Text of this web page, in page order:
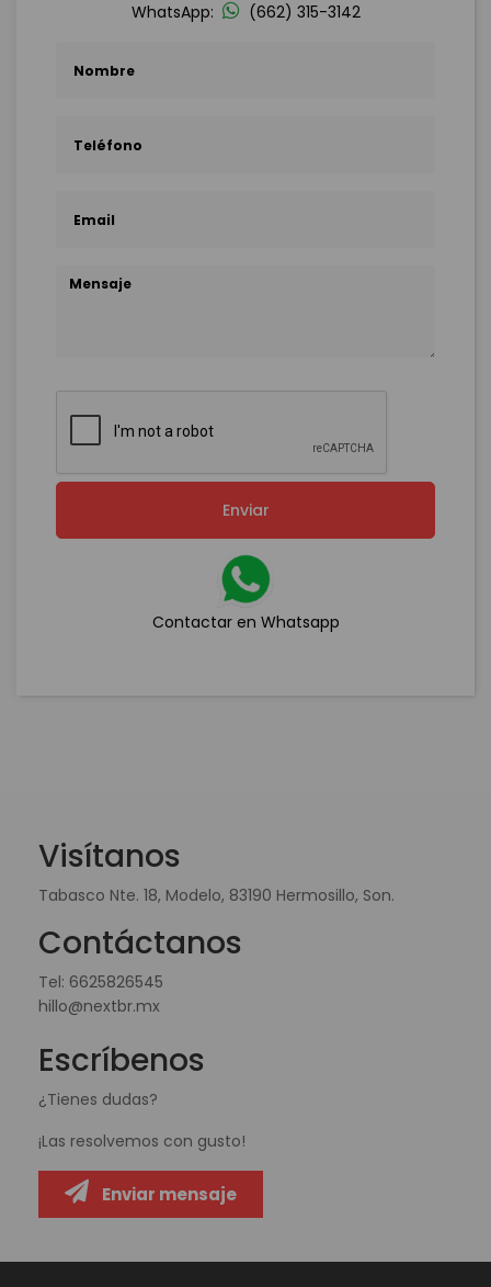
WhatsApp:
(662) 315-3142
Enviar
Contactar en Whatsapp
Visítanos
Tabasco Nte. 18, Modelo, 83190 Hermosillo, Son.
Contáctanos
Tel: 6625826545
hillo@nextbr.mx
Escríbenos
¿Tienes dudas?
¡Las resolvemos con gusto!
Enviar mensaje